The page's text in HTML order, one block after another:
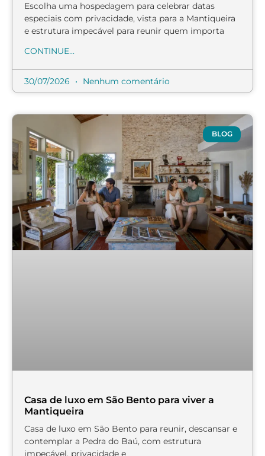
Escolha uma hospedagem para celebrar datas
especiais com privacidade, vista para a Mantiqueira
e estrutura impecável para reunir quem importa
CONTINUE...
30/07/2026 Nenhum comentário
BLOG
Casa de luxo em São Bento para viver a
Mantiqueira
Casa de luxo em São Bento para reunir, descansar e
contemplar a Pedra do Baú, com estrutura